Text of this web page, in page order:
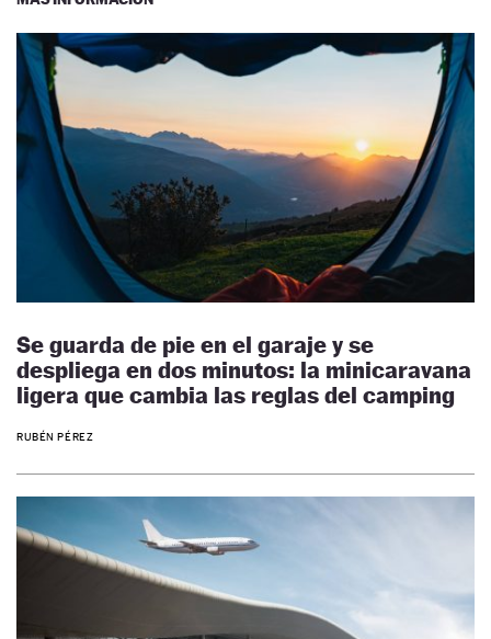
Se guarda de pie en el garaje y se
despliega en dos minutos: la minicaravana
ligera que cambia las reglas del camping
RUBÉN PÉREZ